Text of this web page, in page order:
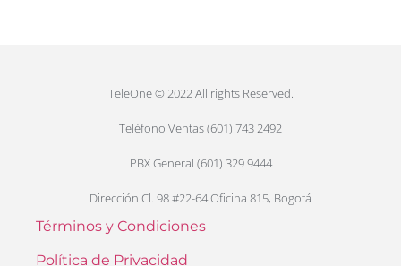
TeleOne © 2022 All rights Reserved.
Teléfono Ventas (601) 743 2492
PBX General (601) 329 9444
Dirección Cl. 98 #22-64 Oficina 815, Bogotá
Términos y Condiciones
Política de Privacidad